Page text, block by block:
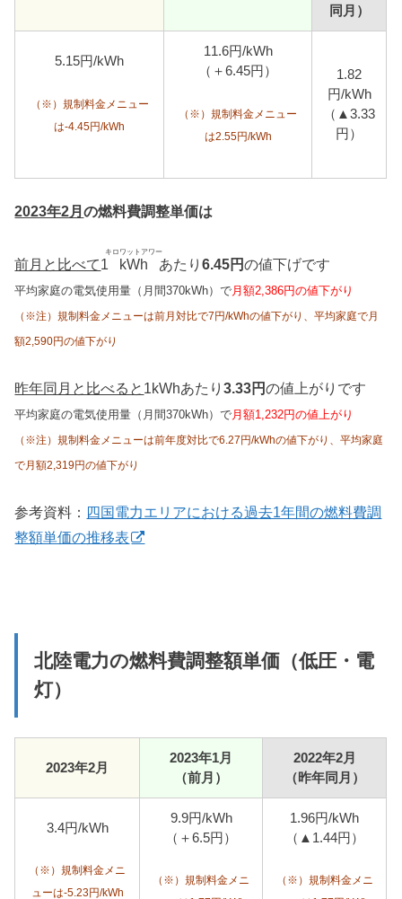
同月）
5.15円/kWh
（※）規制料金メニュー
は-4.45円/kWh
11.6円/kWh
（＋6.45円）
（※）規制料金メニュー
は2.55円/kWh
1.82
円/kWh
（▲3.33
円）
2023年2月の燃料費調整単価は
前月と比べて1 kWh
キロワットアワー
あたり6.45円の値下げです
平均家庭の電気使用量（月間370kWh）で 月額2,386円の値下がり
（※注）規制料金メニューは前月対比で7円/kWhの値下がり、平均家庭で月
額2,590円の値下がり
昨年同月と比べると 1kWhあたり3.33円の値上がりです
平均家庭の電気使用量（月間370kWh）で月額1,232円の値上がり
（※注）規制料金メニューは前年度対比で6.27円/kWhの値下がり、平均家庭
で月額2,319円の値下がり
参考資料： 四国電力エリアにおける過去1年間の燃料費調
整額単価の推移表
北陸電力の燃料費調整額単価（低圧・電
灯）
2023年2月
2023年1月
（前月）
2022年2月
（昨年同月）
3.4円/kWh
（※）規制料金メニ
ューは-5.23円/kWh
9.9円/kWh
（＋6.5円）
（※）規制料金メニ
1.96円/kWh
（▲1.44円）
（※）規制料金メニ